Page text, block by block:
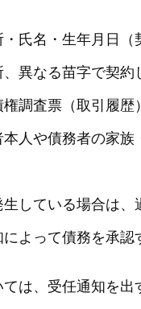
・氏名・生年月日
異なる苗字で契約
権調査票（取引履歴
本人や債務者の家
生している場合は
によって債務を承認
は、受任通知を出